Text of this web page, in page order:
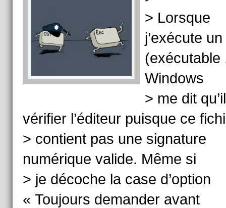
> Lorsque
j’exécute
(exécutable
Windows
> me dit
vérifier l’éditeur puisque ce
> contient pas une signature
numérique valide. Même si
> je décoche la case d’option
« Toujours demander avant